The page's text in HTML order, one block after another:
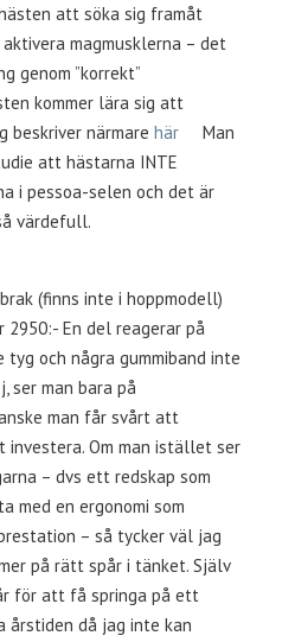
att söka sig framåt
magmusklerna – det
genom ”korrekt”
kommer lära sig att
beskriver närmare här Man
att hästarna INTE
i pessoa-selen och det är
värdefull.
(finns inte i hoppmodell)
2950:- En del reagerar på
och några gummiband inte
ser man bara på
man får svårt att
Om man istället ser
– dvs ett redskap som
med en ergonomi som
– så tycker väl jag
på rätt spår i tänket. Själv
för att få springa på ett
årstiden då jag inte kan